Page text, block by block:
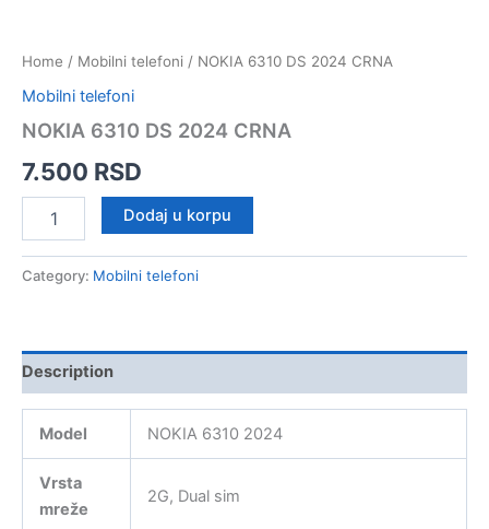
Home / Mobilni telefoni / NOKIA 6310 DS 2024 CRNA
Mobilni telefoni
NOKIA 6310 DS 2024 CRNA
7.500 RSD
6310
2024
Dodaj u korpu
Category: Mobilni telefoni
Description
Model NOKIA 6310 2024
Vrsta
mreže
2G, Dual sim